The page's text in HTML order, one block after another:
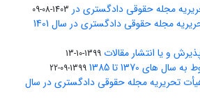
مجله حقوقی دادگستری در 1403-08-09
مجله حقوقی دادگستری در سال 1401
و یا انتشار مقالات 1399-10-13
های 1370 تا 1385 1399-09-22
تحریریه مجله حقوقی دادگستری در سال